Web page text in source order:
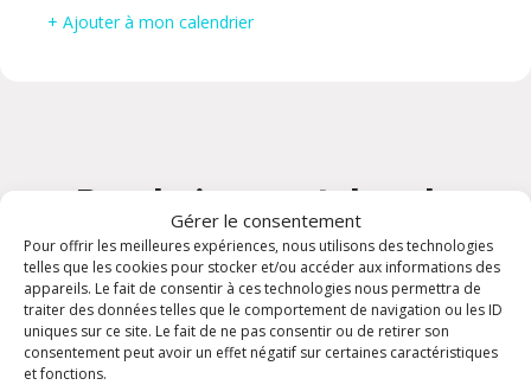
Gérer le consentement
Pour offrir les meilleures expériences, nous utilisons des technologies
telles que les cookies pour stocker et/ou accéder aux informations des
appareils. Le fait de consentir à ces technologies nous permettra de
traiter des données telles que le comportement de navigation ou les ID
uniques sur ce site. Le fait de ne pas consentir ou de retirer son
consentement peut avoir un effet négatif sur certaines caractéristiques
et fonctions.
+ Ajouter à mon calendrier
Prochainement dans la
paroisse
07 août à 07:30